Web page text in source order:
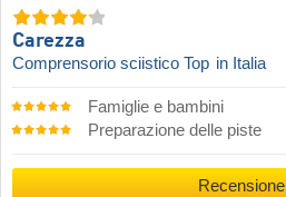
Carezza
Comprensorio sciistico Top in Italia
Famiglie e bambini
Preparazione delle piste
Recensione